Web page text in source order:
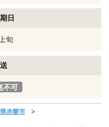
日
旬
不可
赤磐市